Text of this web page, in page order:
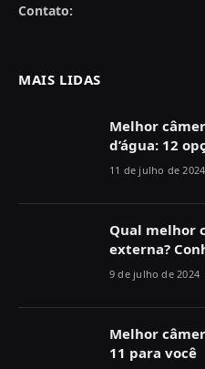
Contato:
MAIS LIDAS
Melhor
d’água: 12
11 de julho de 2024
Qual melhor
externa?
9 de julho de 2024
Melhor
11 para você